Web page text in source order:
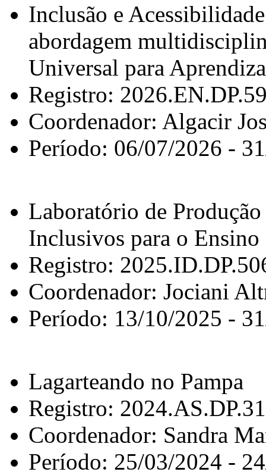
Inclusão e
abordagem
Universal para
Registro:
Coordenador: Algacir
Período: 06/07/2026 -
Laboratório de
Inclusivos para o Ensino
Registro:
Coordenador: Jociani
Período: 13/10/2025 -
Lagarteando no Pampa
Registro:
Coordenador: Sandra
Período: 25/03/2024 -